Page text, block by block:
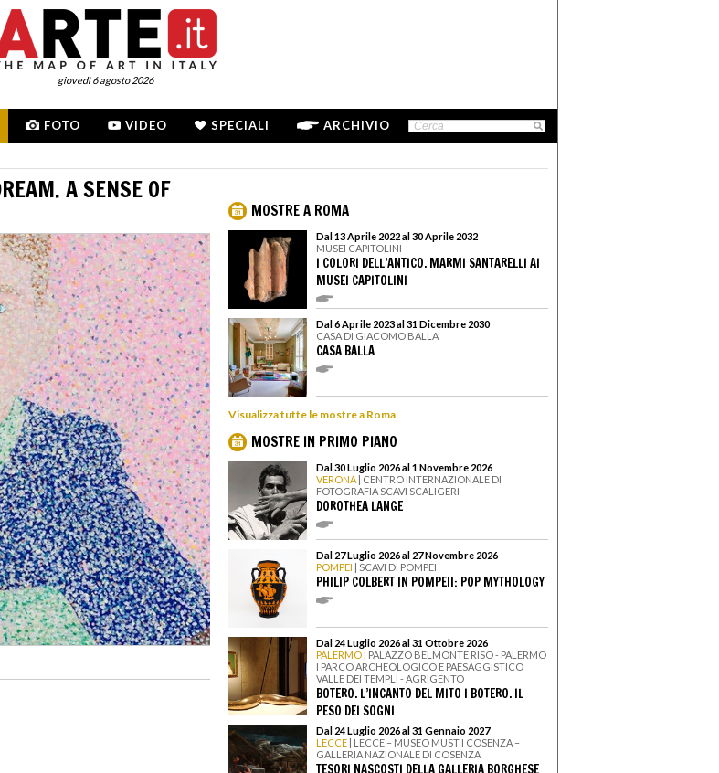
giovedì 6 agosto 2026
FOTO VIDEO SPECIALI ARCHIVIO
A SENSE OF
MOSTRE A ROMA
Dal 13 Aprile 2022 al 30 Aprile 2032
MUSEI CAPITOLINI
I COLORI DELL’ANTICO. MARMI SANTARELLI AI
MUSEI CAPITOLINI
Dal 6 Aprile 2023 al 31 Dicembre 2030
CASA DI GIACOMO BALLA
CASA BALLA
Visualizza tutte le mostre a Roma
MOSTRE IN PRIMO PIANO
Dal 30 Luglio 2026 al 1 Novembre 2026
VERONA | CENTRO INTERNAZIONALE DI
FOTOGRAFIA SCAVI SCALIGERI
DOROTHEA LANGE
Dal 27 Luglio 2026 al 27 Novembre 2026
POMPEI | SCAVI DI POMPEI
PHILIP COLBERT IN POMPEII: POP MYTHOLOGY
Dal 24 Luglio 2026 al 31 Ottobre 2026
PALERMO | PALAZZO BELMONTE RISO - PALERMO
I PARCO ARCHEOLOGICO E PAESAGGISTICO
VALLE DEI TEMPLI - AGRIGENTO
BOTERO. L’INCANTO DEL MITO I BOTERO. IL
PESO DEI SOGNI
Dal 24 Luglio 2026 al 31 Gennaio 2027
LECCE | LECCE – MUSEO MUST I COSENZA –
GALLERIA NAZIONALE DI COSENZA
TESORI NASCOSTI DELLA GALLERIA BORGHESE